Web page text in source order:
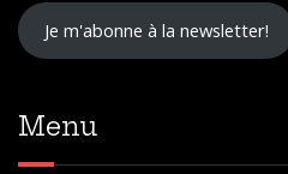
Je m'abonne à la newsletter!
Menu